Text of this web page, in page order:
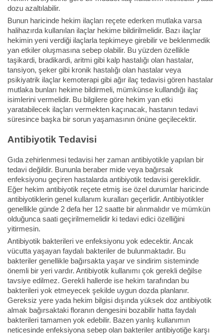
dozu azaltılabilir.
Bunun haricinde hekim ilaçları reçete ederken mutlaka varsa
halihazırda kullanılan ilaçlar hekime bildirilmelidir. Bazı ilaçlar
hekimin yeni verdiği ilaçlarla tepkimeye girebilir ve beklenmedik
yan etkiler oluşmasına sebep olabilir. Bu yüzden özellikle
taşikardi, bradikardi, aritmi gibi kalp hastalığı olan hastalar,
tansiyon, şeker gibi kronik hastalığı olan hastalar veya
psikiyatrik ilaçlar kemoterapi gibi ağır ilaç tedavisi gören hastalar
mutlaka bunları hekime bildirmeli, mümkünse kullandığı ilaç
isimlerini vermelidir. Bu bilgilere göre hekim yan etki
yaratabilecek ilaçları vermekten kaçınacak, hastanın tedavi
süresince başka bir sorun yaşamasının önüne geçilecektir.
Antibiyotik Tedavisi
Gıda zehirlenmesi tedavisi her zaman antibiyotikle yapılan bir
tedavi değildir. Bununla beraber mide veya bağırsak
enfeksiyonu geçiren hastalarda antibiyotik tedavisi gereklidir.
Eğer hekim antibiyotik reçete etmiş ise özel durumlar haricinde
antibiyotiklerin genel kullanım kuralları geçerlidir. Antibiyotikler
genellikle günde 2 defa her 12 saatte bir alınmalıdır ve mümkün
olduğunca saati geçirilmemelidir ki tedavi edici özelliğini
yitirmesin.
Antibiyotik bakterileri ve enfeksiyonu yok edecektir. Ancak
vücutta yaşayan faydalı bakteriler de bulunmaktadır. Bu
bakteriler genellikle bağırsakta yaşar ve sindirim sisteminde
önemli bir yeri vardır. Antibiyotik kullanımı çok gerekli değilse
tavsiye edilmez. Gerekli hallerde ise hekim tarafından bu
bakterileri yok etmeyecek şekilde uygun dozda planlanır.
Gereksiz yere yada hekim bilgisi dışında yüksek doz antibiyotik
almak bağırsaktaki floranın dengesini bozabilir hatta faydalı
bakterileri tamamen yok edebilir. Bazen yanlış kullanımın
neticesinde enfeksiyona sebep olan bakteriler antibiyotiğe karşı